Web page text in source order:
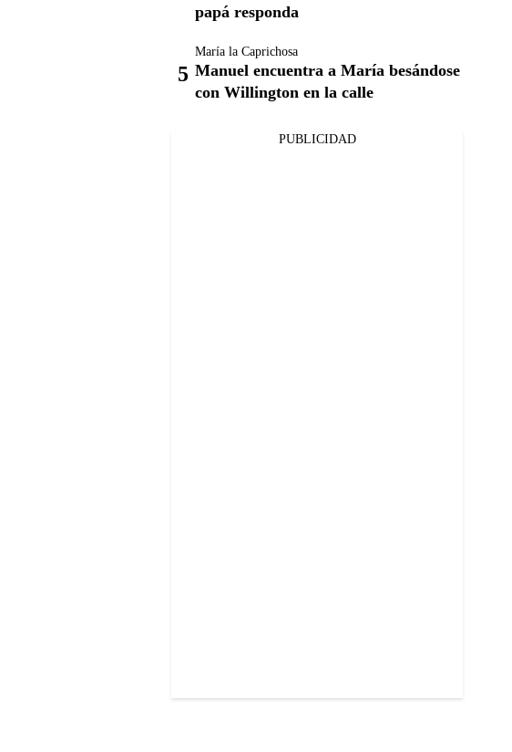
papá responda
María la Caprichosa
Manuel encuentra a María besándose
con Willington en la calle
PUBLICIDAD